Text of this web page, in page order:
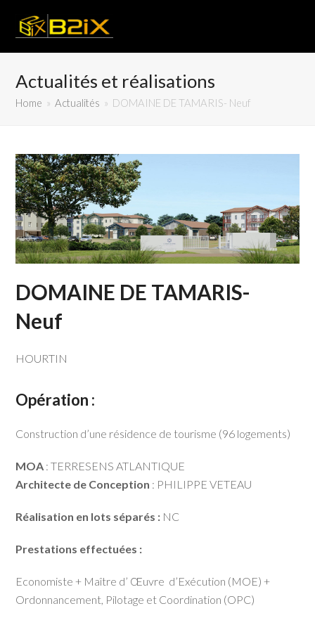
Actualités et réalisations
Home » Actualités » DOMAINE DE TAMARIS- Neuf
DOMAINE DE TAMARIS-
Neuf
HOURTIN
Opération :
Construction d’une résidence de tourisme (96 logements)
MOA : TERRESENS ATLANTIQUE
Architecte de Conception : PHILIPPE VETEAU
Réalisation en lots séparés : NC
Prestations effectuées :
Economiste + Maître d’ Œuvre d’Exécution (MOE) +
Ordonnancement, Pilotage et Coordination (OPC)